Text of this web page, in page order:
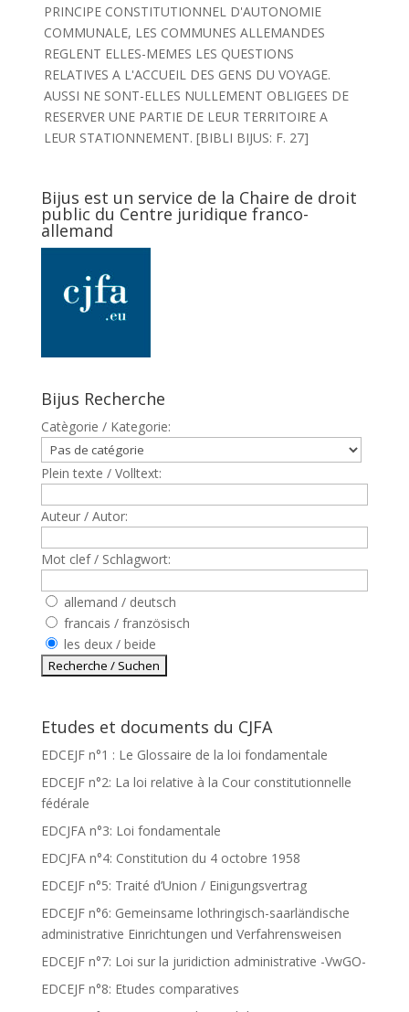
PRINCIPE CONSTITUTIONNEL D'AUTONOMIE
COMMUNALE, LES COMMUNES ALLEMANDES
REGLENT ELLES-MEMES LES QUESTIONS
RELATIVES A L'ACCUEIL DES GENS DU VOYAGE.
AUSSI NE SONT-ELLES NULLEMENT OBLIGEES DE
RESERVER UNE PARTIE DE LEUR TERRITOIRE A
LEUR STATIONNEMENT. [BIBLI BIJUS: F. 27]
Bijus est un service de la Chaire de droit
public du Centre juridique franco-
allemand
Bijus Recherche
Catègorie / Kategorie:
Plein texte / Volltext:
Auteur / Autor:
Mot clef / Schlagwort:
allemand / deutsch
francais / französisch
les deux / beide
Etudes et documents du CJFA
EDCEJF n°1 : Le Glossaire de la loi fondamentale
EDCEJF n°2: La loi relative à la Cour constitutionnelle
fédérale
EDCJFA n°3: Loi fondamentale
EDCJFA n°4: Constitution du 4 octobre 1958
EDCEJF n°5: Traité d’Union / Einigungsvertrag
EDCEJF n°6: Gemeinsame lothringisch-saarländische
administrative Einrichtungen und Verfahrensweisen
EDCEJF n°7: Loi sur la juridiction administrative -VwGO-
EDCEJF n°8: Etudes comparatives